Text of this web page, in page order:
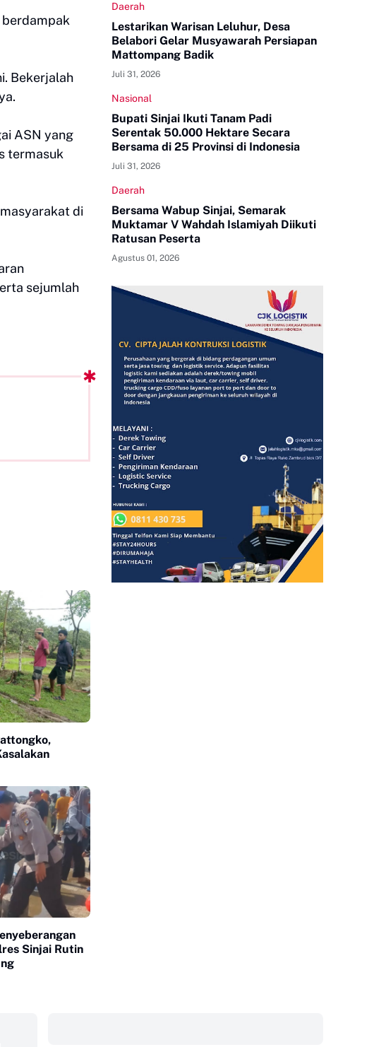
Bekerjalah
ASN yang
termasuk
di
sejumlah
Sinjai Rutin
Daerah
Lestarikan Warisan Leluhur, Desa
Belabori Gelar Musyawarah Persiapan
Mattompang Badik
Juli 31, 2026
Nasional
Bupati Sinjai Ikuti Tanam Padi
Serentak 50.000 Hektare Secara
Bersama di 25 Provinsi di Indonesia
Juli 31, 2026
Daerah
Bersama Wabup Sinjai, Semarak
Muktamar V Wahdah Islamiyah Diikuti
Ratusan Peserta
Agustus 01, 2026